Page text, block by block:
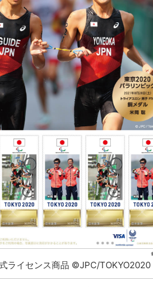
ライセンス商品 ©JPC/TOKYO2020